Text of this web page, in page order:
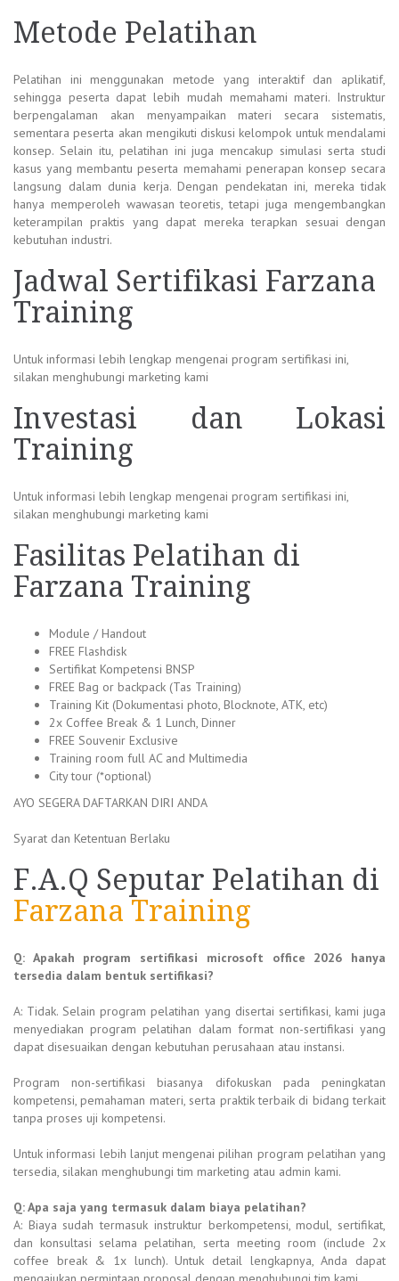
Metode Pelatihan
Pelatihan ini menggunakan metode yang interaktif dan aplikatif,
sehingga peserta dapat lebih mudah memahami materi. Instruktur
berpengalaman akan menyampaikan materi secara sistematis,
sementara peserta akan mengikuti diskusi kelompok untuk mendalami
konsep. Selain itu, pelatihan ini juga mencakup simulasi serta studi
kasus yang membantu peserta memahami penerapan konsep secara
langsung dalam dunia kerja. Dengan pendekatan ini, mereka tidak
hanya memperoleh wawasan teoretis, tetapi juga mengembangkan
keterampilan praktis yang dapat mereka terapkan sesuai dengan
kebutuhan industri.
Jadwal Sertifikasi Farzana
Training
Untuk informasi lebih lengkap mengenai program sertifikasi ini,
silakan menghubungi marketing kami
Investasi dan Lokasi
Training
Untuk informasi lebih lengkap mengenai program sertifikasi ini,
silakan menghubungi marketing kami
Fasilitas Pelatihan di
Farzana Training
Module / Handout
FREE Flashdisk
Sertifikat Kompetensi BNSP
FREE Bag or backpack (Tas Training)
Training Kit (Dokumentasi photo, Blocknote, ATK, etc)
2x Coffee Break & 1 Lunch, Dinner
FREE Souvenir Exclusive
Training room full AC and Multimedia
City tour (*optional)
AYO SEGERA DAFTARKAN DIRI ANDA
Syarat dan Ketentuan Berlaku
F.A.Q Seputar Pelatihan di
Farzana Training
Q: Apakah program sertifikasi microsoft office 2026 hanya
tersedia dalam bentuk sertifikasi?
A: Tidak. Selain program pelatihan yang disertai sertifikasi, kami juga
menyediakan program pelatihan dalam format non-sertifikasi yang
dapat disesuaikan dengan kebutuhan perusahaan atau instansi.
Program non-sertifikasi biasanya difokuskan pada peningkatan
kompetensi, pemahaman materi, serta praktik terbaik di bidang terkait
tanpa proses uji kompetensi.
Untuk informasi lebih lanjut mengenai pilihan program pelatihan yang
tersedia, silakan menghubungi tim marketing atau admin kami.
Q: Apa saja yang termasuk dalam biaya pelatihan?
A: Biaya sudah termasuk instruktur berkompetensi, modul, sertifikat,
dan konsultasi selama pelatihan, serta meeting room (include 2x
coffee break & 1x lunch). Untuk detail lengkapnya, Anda dapat